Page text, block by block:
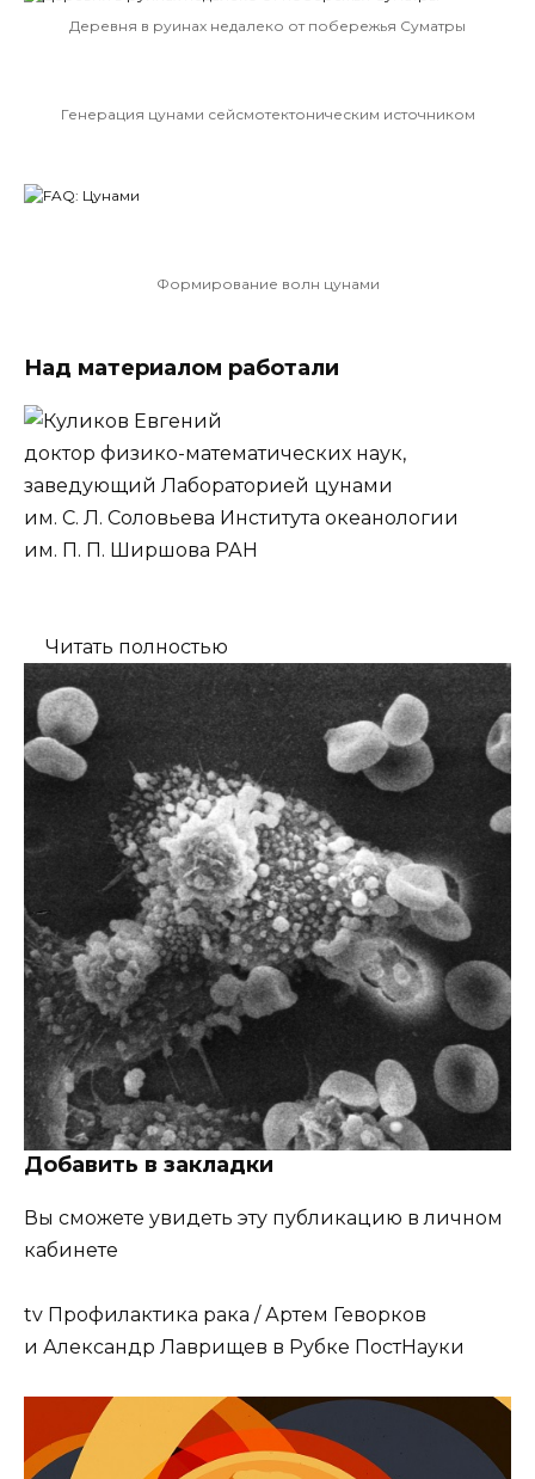
Деревня в руинах недалеко от побережья Суматры
Генерация цунами сейсмотектоническим источником
Формирование волн цунами
Над материалом работали
доктор физико-математических наук,
заведующий Лабораторией цунами
им. С. Л. Соловьева Института океанологии
им. П. П. Ширшова РАН
Читать полностью
Добавить в закладки
Вы сможете увидеть эту публикацию в личном
кабинете
tv Профилактика рака / Артем Геворков
и Александр Лаврищев в Рубке ПостНауки